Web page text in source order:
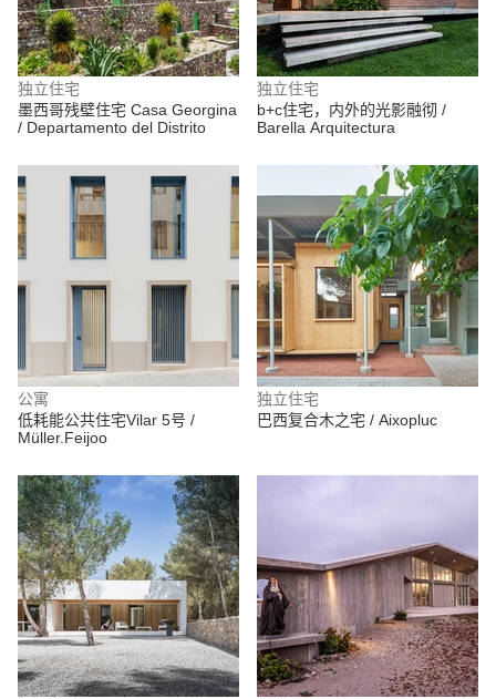
独立住宅
墨西哥残壁住宅 Casa Georgina
/ Departamento del Distrito
独立住宅
b+c住宅，内外的光影融彻 /
Barella Arquitectura
公寓
低耗能公共住宅Vilar 5号 /
Müller.Feijoo
独立住宅
巴西复合木之宅 / Aixopluc